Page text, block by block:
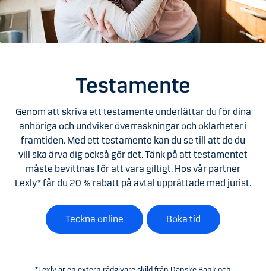
Testamente
Genom att skriva ett testamente underlättar du för dina
anhöriga och undviker överraskningar och oklarheter i
framtiden. Med ett testamente kan du se till att de du
vill ska ärva dig också gör det. Tänk på att testamentet
måste bevittnas för att vara giltigt. Hos vår partner
Lexly* får du 20 % rabatt på avtal upprättade med jurist.
Teckna online Boka tid